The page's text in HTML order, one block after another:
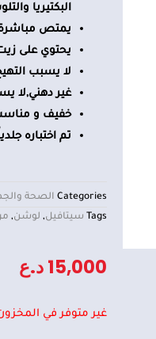
البكتيريا
يمتص
يحتوي على
لا يسبب
غير دهني,لا
خفيف و
تم اختباره
Categories الصحة
Tags سيتافيل, لوشن,
15,000د.ع
غير متوفر في